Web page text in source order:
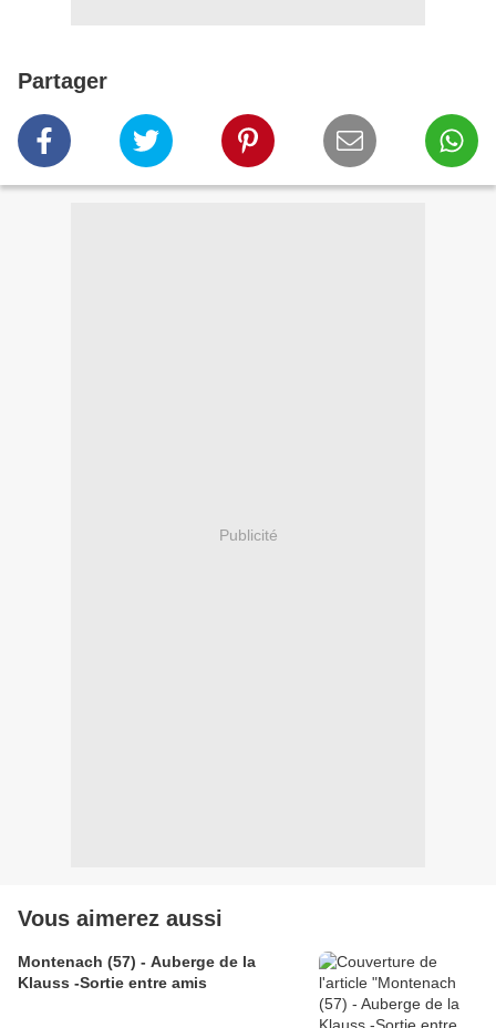
Partager
Publicité
Vous aimerez aussi
Montenach (57) - Auberge de la
Klauss -Sortie entre amis